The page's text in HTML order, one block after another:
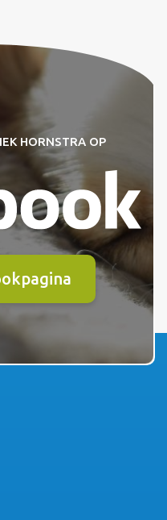
HORNSTRA OP